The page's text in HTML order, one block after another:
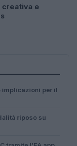
creativa e
implicazioni per il
riposo su